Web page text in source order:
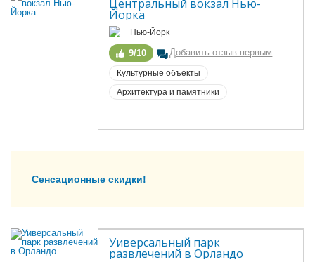
Центральный вокзал Нью-
Йорка
Нью-Йорк
9/10 Добавить отзыв первым
Культурные объекты
Архитектура и памятники
Сенсационные скидки!
Уиверсальный парк
развлечений в Орландо